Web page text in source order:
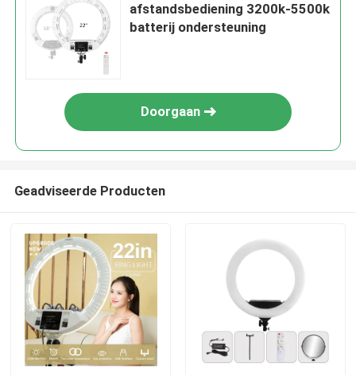
afstandsbediening 3200k-5500k
batterij ondersteuning
Doorgaan
Geadviseerde Producten